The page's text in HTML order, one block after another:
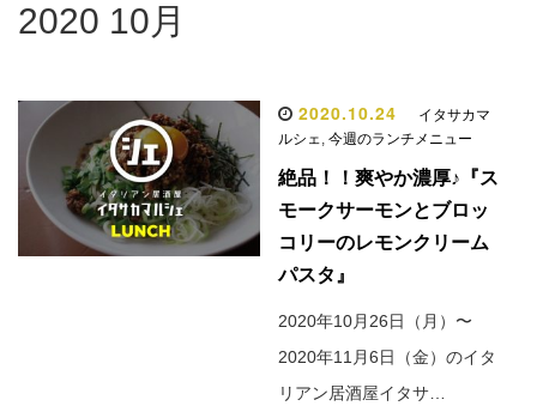
2020 10月
2020.10.24
イタサカマ
ルシェ, 今週のランチメニュー
絶品！！爽やか濃厚♪『ス
モークサーモンとブロッ
コリーのレモンクリーム
パスタ』
2020年10月26日（月）〜
2020年11月6日（金）のイタ
リアン居酒屋イタサ…